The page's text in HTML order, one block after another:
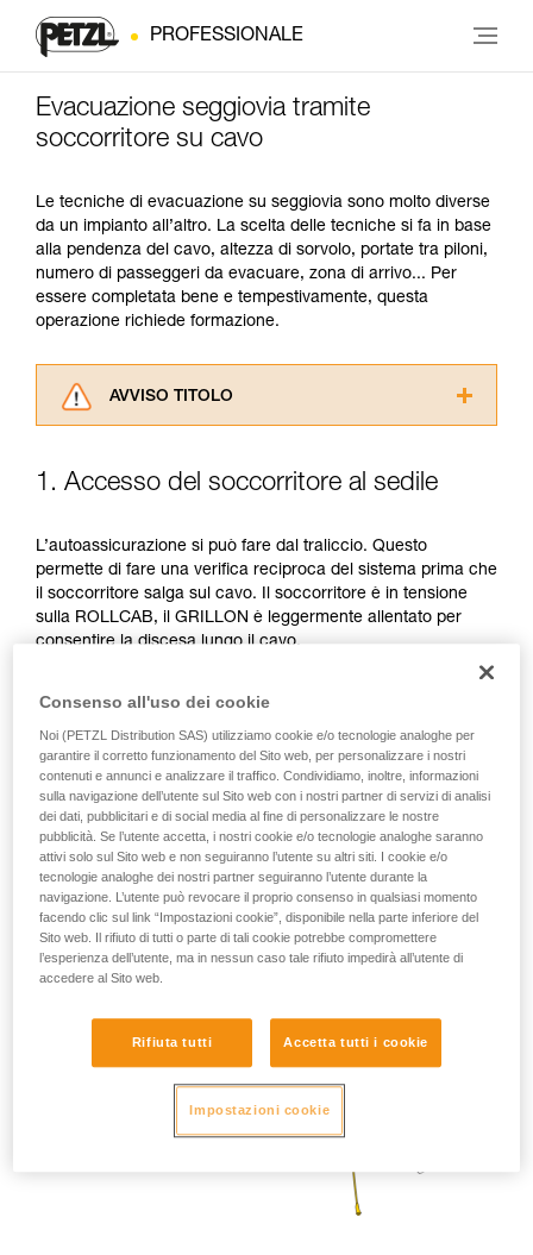
PROFESSIONALE
Evacuazione seggiovia tramite
soccorritore su cavo
Le tecniche di evacuazione su seggiovia sono molto diverse
da un impianto all’altro. La scelta delle tecniche si fa in base
alla pendenza del cavo, altezza di sorvolo, portate tra piloni,
numero di passeggeri da evacuare, zona di arrivo... Per
essere completata bene e tempestivamente, questa
operazione richiede formazione.
AVVISO TITOLO
consultarlo. Dovete aver compreso le
capire queste ulteriori informazioni.
La padronanza di queste tecniche richiede una
formazione ed un addestramento specifico.
Verificate con un professionista la vostra
capacità di rifare la manovra, da soli, in piena
attività. Ne possono esistere altre che non
1. Accesso del soccorritore al sedile
L’autoassicurazione si può fare dal traliccio. Questo
permette di fare una verifica reciproca del sistema prima che
il soccorritore salga sul cavo. Il soccorritore è in tensione
sulla ROLLCAB, il GRILLON è leggermente allentato per
consentire la discesa lungo il cavo.
Consenso all'uso dei cookie
Noi (PETZL Distribution SAS) utilizziamo cookie e/o tecnologie analoghe per
garantire il corretto funzionamento del Sito web, per personalizzare i nostri
contenuti e annunci e analizzare il traffico. Condividiamo, inoltre, informazioni
sulla navigazione dell’utente sul Sito web con i nostri partner di servizi di analisi
dei dati, pubblicitari e di social media al fine di personalizzare le nostre
pubblicità. Se l’utente accetta, i nostri cookie e/o tecnologie analoghe saranno
attivi solo sul Sito web e non seguiranno l’utente su altri siti. I cookie e/o
tecnologie analoghe dei nostri partner seguiranno l’utente durante la
navigazione. L’utente può revocare il proprio consenso in qualsiasi momento
facendo clic sul link “Impostazioni cookie”, disponibile nella parte inferiore del
Sito web. Il rifiuto di tutti o parte di tali cookie potrebbe compromettere
l’esperienza dell’utente, ma in nessun caso tale rifiuto impedirà all’utente di
accedere al Sito web.
Rifiuta tutti Accetta tutti i cookie
Impostazioni cookie